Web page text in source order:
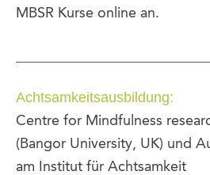
MBSR Kurse online an.
Achtsamkeitsausbildung:
Centre for Mindfulness
(Bangor University, UK) und
am Institut für Achtsamkeit